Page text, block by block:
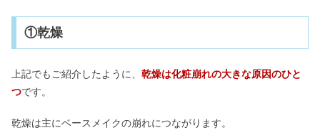
①乾燥
上記でもご紹介したように、 乾燥は化粧崩れの大きな原因のひと
つです。
乾燥は主にベースメイクの崩れにつながります。